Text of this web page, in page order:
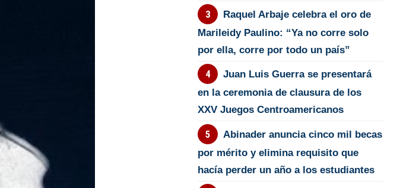
Raquel Arbaje celebra el oro de
Marileidy Paulino: “Ya no corre solo
por ella, corre por todo un país”
Juan Luis Guerra se presentará
en la ceremonia de clausura de los
XXV Juegos Centroamericanos
Abinader anuncia cinco mil becas
por mérito y elimina requisito que
hacía perder un año a los estudiantes